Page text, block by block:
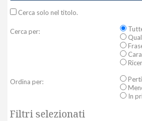
Cerca solo nel titolo.
Cerca per:
Ordina per:
In
Filtri selezionati